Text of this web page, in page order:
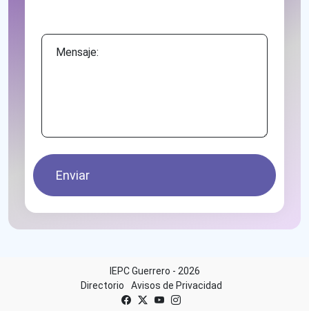
Enviar
IEPC Guerrero - 2026
Directorio
Avisos de Privacidad